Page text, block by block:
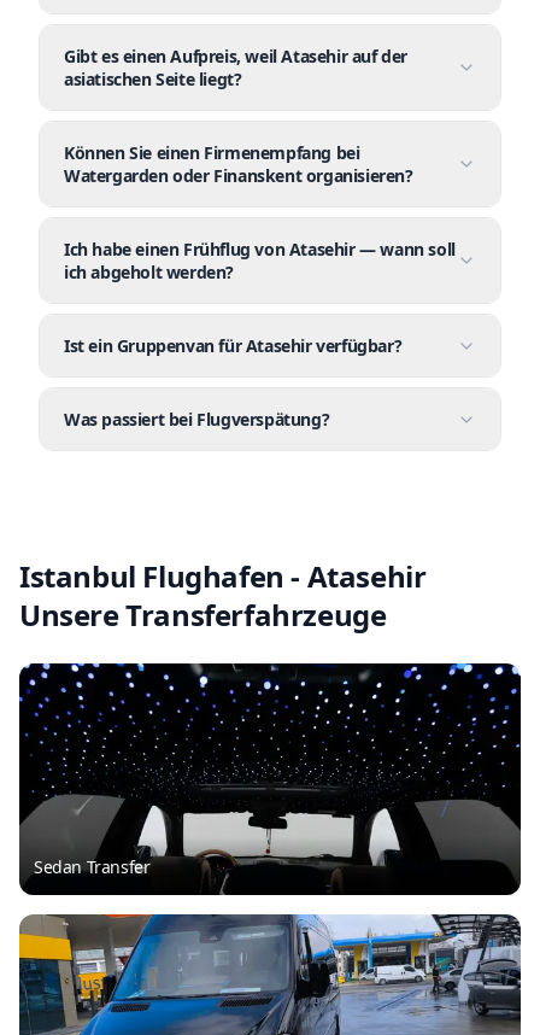
Gibt es einen Aufpreis, weil Atasehir auf der
asiatischen Seite liegt?
Können Sie einen Firmenempfang bei
Watergarden oder Finanskent organisieren?
Ich habe einen Frühflug von Atasehir — wann soll
ich abgeholt werden?
Ist ein Gruppenvan für Atasehir verfügbar?
Was passiert bei Flugverspätung?
Istanbul Flughafen - Atasehir
Unsere Transferfahrzeuge
Sedan Transfer